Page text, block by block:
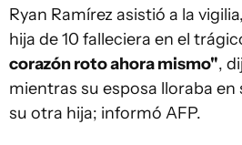
Ryan Ramírez asistió a la
hija de 10 falleciera en el
corazón roto ahora mismo",
mientras su esposa lloraba en
su otra hija; informó AFP.